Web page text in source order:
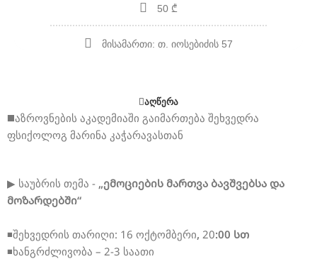
50 ₾
მისამართი: თ. იოსებიძის 57
ᲐᲦᲬᲔᲠᲐ
◼️აზროვნების აკადემიაში გაიმართება შეხვედრა
ფსიქოლოგ მარინა კაჭარავასთან
▶ საუბრის თემა - „ემოციების მართვა ბავშვებსა და
მოზარდებში“
◾შეხვედრის თარიღი: 16 ოქტომბერი, 20:00 სთ
◾ხანგრძლივობა – 2-3 საათი